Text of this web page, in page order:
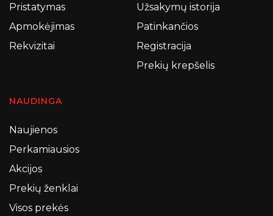
Pristatymas
Apmokėjimas
Rekvizitai
Užsakymų istorija
Patinkančios
Registracija
Prekių krepšelis
NAUDINGA
Naujienos
Perkamiausios
Akcijos
Prekių ženklai
Visos prekės